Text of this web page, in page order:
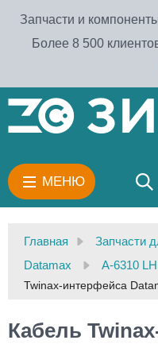
Запчасти и
Более 8 500
МЕНЮ
Главная
Запчасти
Datamax
A-6310 LH
Twinax-интерфейса
Кабель